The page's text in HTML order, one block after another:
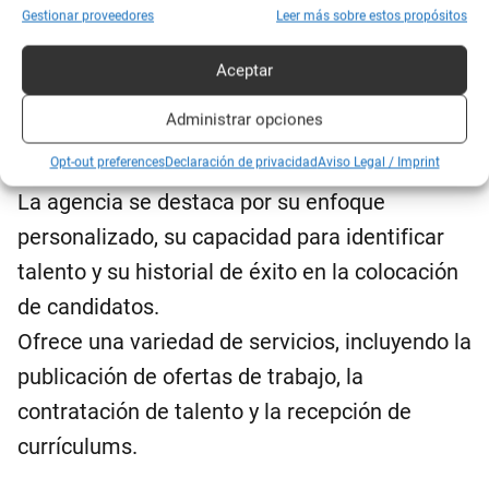
Gestionar proveedores Leer más sobre estos propósitos
Aceptar
Administrar opciones
Opt-out preferencesDeclaración de privacidadAviso Legal / Imprint
brindando a las organizaciones una ventaja
competitiva en reclutamiento.
Ofrece servicios tanto para empleadores que
buscan contratar como para candidatos en
busca de empleo en ventas en Chicago.
La agencia se destaca por su enfoque
personalizado, su capacidad para identificar
talento y su historial de éxito en la colocación
de candidatos.
Ofrece una variedad de servicios, incluyendo la
publicación de ofertas de trabajo, la
contratación de talento y la recepción de
currículums.